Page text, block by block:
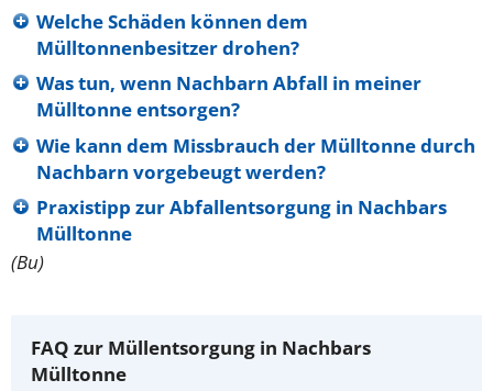
Welche Schäden können dem
Mülltonnenbesitzer drohen?
Was tun, wenn Nachbarn Abfall in meiner
Mülltonne entsorgen?
Wie kann dem Missbrauch der Mülltonne durch
Nachbarn vorgebeugt werden?
Praxistipp zur Abfallentsorgung in Nachbars
Mülltonne
(Bu)
FAQ zur Müllentsorgung in Nachbars
Mülltonne